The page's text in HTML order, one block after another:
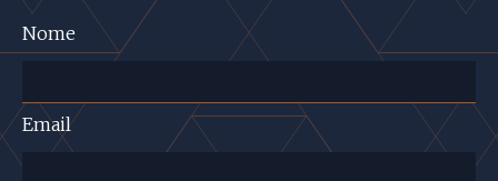
Nome
Email